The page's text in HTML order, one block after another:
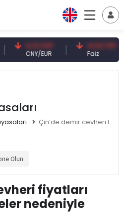
0,13 CNY
CNY/EUR
41,53 TRY
Faiz
Çin’de demir cevheri
Olun
fiyatları
nedeniyle